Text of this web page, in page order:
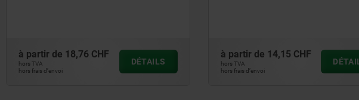
à partir de 18,76 CHF
hors TVA
hors frais d’envoi
DÉTAILS
à partir de 14,15 CHF
hors TVA
hors frais d’envoi